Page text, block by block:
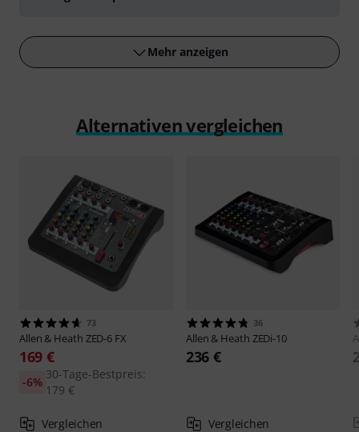
Mehr anzeigen
Alternativen vergleichen
73
Allen & Heath ZED-6 FX
169 €
30-Tage-Bestpreis:
179 €
-6%
Vergleichen
36
Allen & Heath ZEDi-10
236 €
Vergleichen